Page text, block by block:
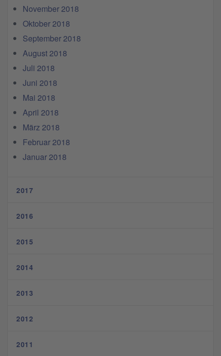
November 2018
Oktober 2018
September 2018
August 2018
Juli 2018
Juni 2018
Mai 2018
April 2018
März 2018
Februar 2018
Januar 2018
2017
2016
2015
2014
2013
2012
2011